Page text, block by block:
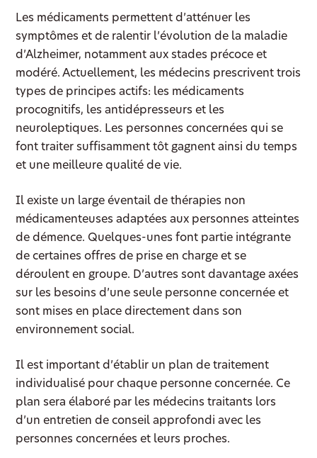
Les médicaments permettent d’atténuer les
symptômes et de ralentir l’évolution de la maladie
d’Alzheimer, notamment aux stades précoce et
modéré. Actuellement, les médecins prescrivent trois
types de principes actifs: les médicaments
procognitifs, les antidépresseurs et les
neuroleptiques. Les personnes concernées qui se
font traiter suffisamment tôt gagnent ainsi du temps
et une meilleure qualité de vie.
Il existe un large éventail de thérapies non
médicamenteuses adaptées aux personnes atteintes
de démence. Quelques-unes font partie intégrante
de certaines offres de prise en charge et se
déroulent en groupe. D’autres sont davantage axées
sur les besoins d’une seule personne concernée et
sont mises en place directement dans son
environnement social.
Il est important d’établir un plan de traitement
individualisé pour chaque personne concernée. Ce
plan sera élaboré par les médecins traitants lors
d’un entretien de conseil approfondi avec les
personnes concernées et leurs proches.